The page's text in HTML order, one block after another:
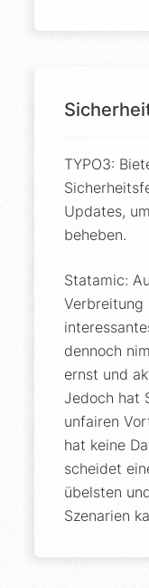
TYPO3:
Updates,
beheben.
Statamic:
dennoch
ernst und
Jedoch hat
unfairen
hat keine
scheidet
übelsten
Szenarien